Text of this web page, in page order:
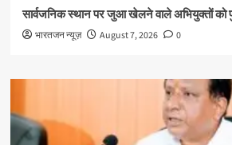
सार्वजनिक स्थान पर जुआ खेलने वाले अभियुक्तों को
भारतजन न्यूज़ August 7, 2026 0